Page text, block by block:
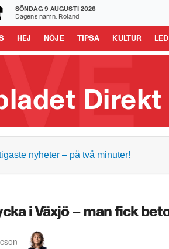
SÖNDAG 9 AUGUSTI 2026
Dagens namn: Roland
HEJ NÖJE TIPSA KULTUR
en del av Schibsted Media.Schibsted News Media
Direkt
nyheter – på två minuter!
i Växjö – man fick